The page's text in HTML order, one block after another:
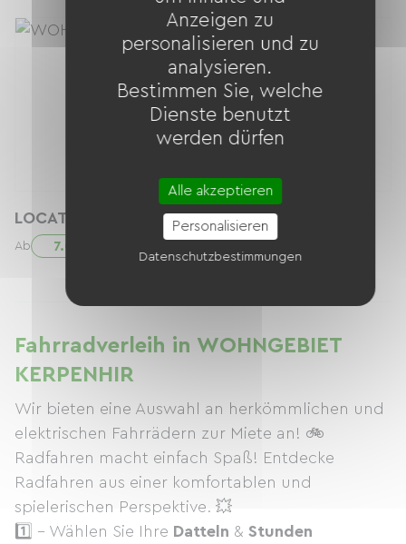
LOCATION VELO JUNIOR
Ab 7.00 € / Tag
Fahrradverleih in WOHNGEBIET
KERPENHIR
Wir bieten eine Auswahl an herkömmlichen und
elektrischen Fahrrädern zur Miete an! 🚲
Radfahren macht einfach Spaß! Entdecke
Radfahren aus einer komfortablen und
spielerischen Perspektive. 💥
1️⃣ - Wählen Sie Ihre Datteln & Stunden
Anzeigen zu
personalisieren und zu
analysieren.
Bestimmen Sie, welche
Dienste benutzt
werden dürfen
Alle akzeptieren
Personalisieren
Datenschutzbestimmungen